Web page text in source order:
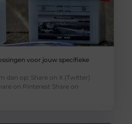
voor jouw specifieke
dan op: Share on X (Twitter)
on Pinterest Share on